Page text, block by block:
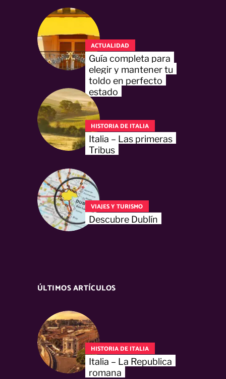
ACTUALIDAD
Guía completa para
elegir y mantener tu
toldo en perfecto
estado
HISTORIA DE ITALIA
Italia – Las primeras
Tribus
VIAJES Y TURISMO
Descubre Dublín
ÚLTIMOS ARTÍCULOS
HISTORIA DE ITALIA
Italia – La Republica
romana